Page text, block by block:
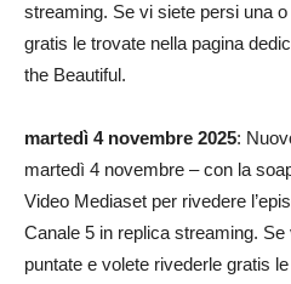
streaming. Se vi siete persi una
gratis le trovate nella pagina
the Beautiful.
martedì 4 novembre 2025:
martedì 4 novembre – con la
Video Mediaset per rivedere
Canale 5 in replica streaming.
puntate e volete rivederle gratis